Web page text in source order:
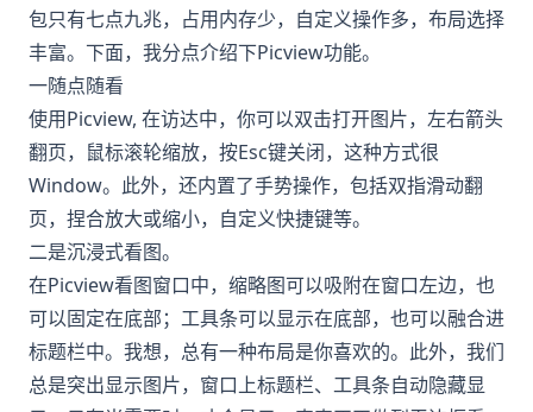
包只有七点九兆，占用内存少，自定义操作多，布局选择
丰富。下面，我分点介绍下Picview功能。
一随点随看
使用Picview, 在访达中，你可以双击打开图片，左右箭头
翻页，鼠标滚轮缩放，按Esc键关闭，这种方式很
Window。此外，还内置了手势操作，包括双指滑动翻
页，捏合放大或缩小，自定义快捷键等。
二是沉浸式看图。
在Picview看图窗口中，缩略图可以吸附在窗口左边，也
可以固定在底部；工具条可以显示在底部，也可以融合进
标题栏中。我想，总有一种布局是你喜欢的。此外，我们
总是突出显示图片，窗口上标题栏、工具条自动隐藏显